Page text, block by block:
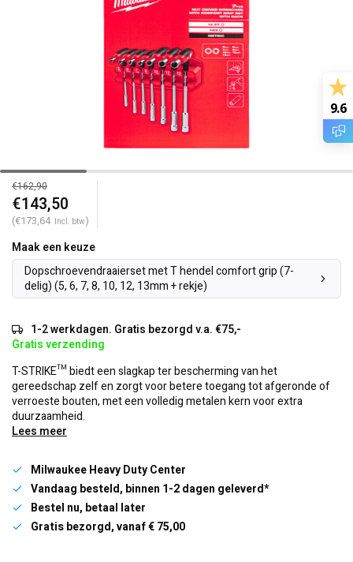
€162,90
€143,50
(€173,64 Incl. btw)
Maak een keuze
Dopschroevendraaierset met T hendel comfort grip (7-
delig) (5, 6, 7, 8, 10, 12, 13mm + rekje)
1-2 werkdagen. Gratis bezorgd v.a. €75,-
Gratis verzending
T-STRIKE™ biedt een slagkap ter bescherming van het
gereedschap zelf en zorgt voor betere toegang tot afgeronde of
verroeste bouten, met een volledig metalen kern voor extra
duurzaamheid.
Lees meer
Milwaukee Heavy Duty Center
Vandaag besteld, binnen 1-2 dagen geleverd*
Bestel nu, betaal later
Gratis bezorgd, vanaf € 75,00
9.6